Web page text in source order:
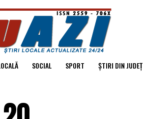
SOCIAL SPORT ȘTIRI DIN JUDEȚ